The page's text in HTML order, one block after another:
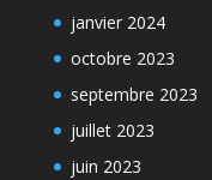
janvier 2024
octobre 2023
septembre 2023
juillet 2023
juin 2023